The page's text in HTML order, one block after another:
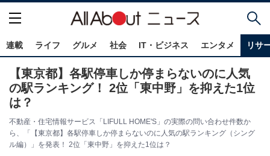
連載 ライフ グルメ 社会 IT・ビジネス エンタメ リサ
【東京都】各駅停車しか停まらないのに人気
の駅ランキング！ 2位「東中野」を抑えた1位
は？
不動産・住宅情報サービス「LIFULL HOME'S」の実際の問い合わせ件数か
ら、「【東京都】各駅停車しか停まらないのに人気の駅ランキング（シング
ル編）」を発表！ 2位「東中野」を抑えた1位は？